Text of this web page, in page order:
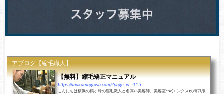
アブログ【縮毛職人】
【無料】縮毛矯正マニュアル
https://abukumagawa.com/?page_id=415
こんにちは横浜の鶴ヶ峰の縮毛職人と名高い美容師、美容室enx(エンクス)の阿武隈